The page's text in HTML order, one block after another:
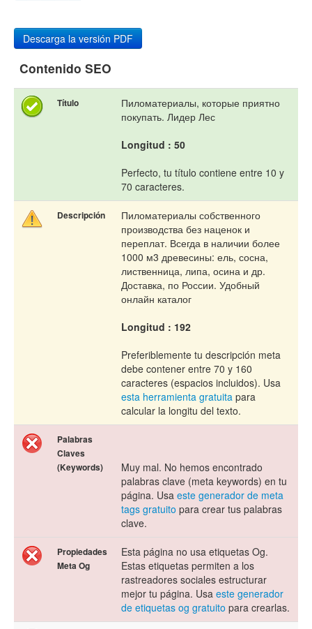
Descarga la versión PDF
Contenido SEO
Título
Пиломатериалы, которые приятно
покупать. Лидер Лес
Longitud : 50
Perfecto, tu título contiene entre 10 y
70 caracteres.
Descripción
Пиломатериалы собственного
производства без наценок и
переплат. Всегда в наличии более
1000 м3 древесины: ель, сосна,
лиственница, липа, осина и др.
Доставка, по России. Удобный
онлайн каталог
Longitud : 192
Preferiblemente tu descripción meta
debe contener entre 70 y 160
caracteres (espacios incluidos). Usa
esta herramienta gratuita para
calcular la longitu del texto.
Palabras
Claves
(Keywords)
Muy mal. No hemos encontrado
palabras clave (meta keywords) en tu
página. Usa este generador de meta
tags gratuito para crear tus palabras
clave.
Propiedades
Meta Og
Esta página no usa etiquetas Og.
Estas etiquetas permiten a los
rastreadores sociales estructurar
mejor tu página. Usa este generador
de etiquetas og gratuito para crearlas.